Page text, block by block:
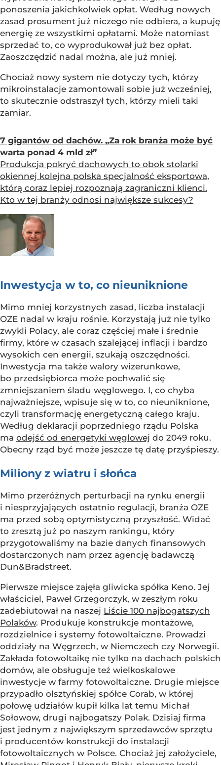
ponoszenia jakichkolwiek opłat. Według nowych
zasad prosument już niczego nie odbiera, a kupuję
energię ze wszystkimi opłatami. Może natomiast
sprzedać to, co wyprodukował już bez opłat.
Zaoszczędzić nadal można, ale już mniej.
Chociaż nowy system nie dotyczy tych, którzy
mikroinstalacje zamontowali sobie już wcześniej,
to skutecznie odstraszył tych, którzy mieli taki
zamiar.
7 gigantów od dachów. „Za rok branża może być
warta ponad 4 mld zł”
Produkcja pokryć dachowych to obok stolarki
okiennej kolejna polska specjalność eksportowa,
którą coraz lepiej rozpoznają zagraniczni klienci.
Kto w tej branży odnosi największe sukcesy?
Inwestycja w to, co nieuniknione
Mimo mniej korzystnych zasad, liczba instalacji
OZE nadal w kraju rośnie. Korzystają już nie tylko
zwykli Polacy, ale coraz częściej małe i średnie
firmy, które w czasach szalejącej inflacji i bardzo
wysokich cen energii, szukają oszczędności.
Inwestycja ma także walory wizerunkowe,
bo przedsiębiorca może pochwalić się
zmniejszaniem śladu węglowego. I, co chyba
najważniejsze, wpisuje się w to, co nieuniknione,
czyli transformację energetyczną całego kraju.
Według deklaracji poprzedniego rządu Polska
ma odejść od energetyki węglowej do 2049 roku.
Obecny rząd być może jeszcze tę datę przyśpieszy.
Miliony z wiatru i słońca
Mimo przeróżnych perturbacji na rynku energii
i niesprzyjających ostatnio regulacji, branża OZE
ma przed sobą optymistyczną przyszłość. Widać
to zresztą już po naszym rankingu, który
przygotowaliśmy na bazie danych finansowych
dostarczonych nam przez agencję badawczą
Dun&Bradstreet.
Pierwsze miejsce zajęła gliwicka spółka Keno. Jej
właściciel, Paweł Grzegorczyk, w zeszłym roku
zadebiutował na naszej Liście 100 najbogatszych
Polaków. Produkuje konstrukcje montażowe,
rozdzielnice i systemy fotowoltaiczne. Prowadzi
oddziały na Węgrzech, w Niemczech czy Norwegii.
Zakłada fotowoltaikę nie tylko na dachach polskich
domów, ale obsługuje też wielkoskalowe
inwestycje w farmy fotowoltaiczne. Drugie miejsce
przypadło olsztyńskiej spółce Corab, w której
połowę udziałów kupił kilka lat temu Michał
Sołowow, drugi najbogatszy Polak. Dzisiaj firma
jest jednym z największym sprzedawców sprzętu
i producentów konstrukcji do instalacji
fotowoltaicznych w Polsce. Chociaż jej założyciele,